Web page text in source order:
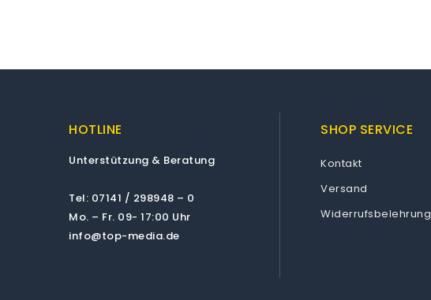
HOTLINE
Unterstützung & Beratung
Tel: 07141 / 298948 – 0
Mo. – Fr. 09- 17:00 Uhr
info@top-media.de
SHOP SERVICE
Kontakt
Versand
Widerrufsbelehrung